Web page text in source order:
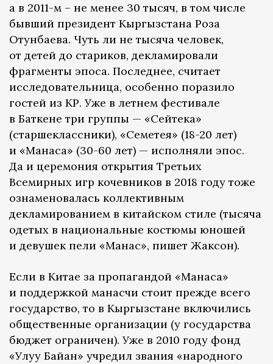
а в 2011-м – не менее 30 тысяч, в том числе
бывший президент Кыргызстана Роза
Отунбаева. Чуть ли не тысяча человек,
от детей до стариков, декламировали
фрагменты эпоса. Последнее, считает
исследовательница, особенно поразило
гостей из КР. Уже в летнем фестивале
в Баткене три группы — «Сейтека»
(старшеклассники), «Семетея» (18-20 лет)
и «Манаса» (30-60 лет) — исполняли эпос.
Да и церемония открытия Третьих
Всемирных игр кочевников в 2018 году тоже
ознаменовалась коллективным
декламированием в китайском стиле (тысяча
одетых в национальные костюмы юношей
и девушек пели «Манас», пишет Жаксон).
Если в Китае за пропагандой «Манаса»
и поддержкой манасчи стоит прежде всего
государство, то в Кыргызстане включились
общественные организации (у государства
бюджет ограничен). Уже в 2010 году фонд
«Улуу Байан» учредил звания «народного